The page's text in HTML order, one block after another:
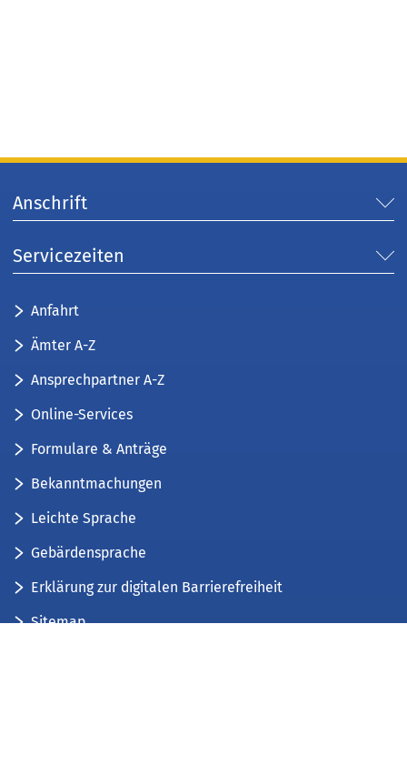
Anschrift
Servicezeiten
Anfahrt
Ämter A-Z
Ansprechpartner A-Z
Online-Services
Formulare & Anträge
Bekanntmachungen
Leichte Sprache
Gebärdensprache
Erklärung zur digitalen Barrierefreiheit
Sitemap